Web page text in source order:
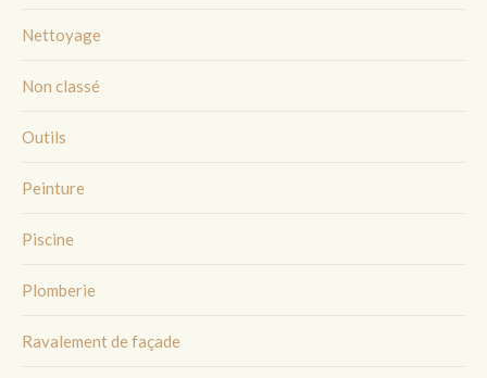
Nettoyage
Non classé
Outils
Peinture
Piscine
Plomberie
Ravalement de façade